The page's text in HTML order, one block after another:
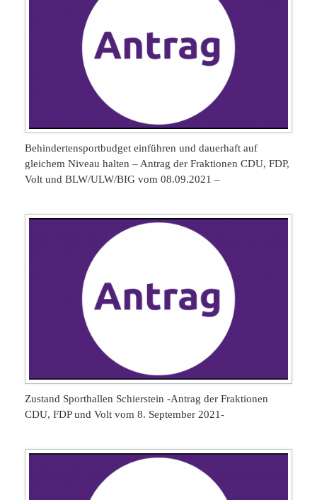
Behindertensportbudget einführen und dauerhaft auf
gleichem Niveau halten – Antrag der Fraktionen CDU, FDP,
Volt und BLW/ULW/BIG vom 08.09.2021 –
Zustand Sporthallen Schierstein -Antrag der Fraktionen
CDU, FDP und Volt vom 8. September 2021-